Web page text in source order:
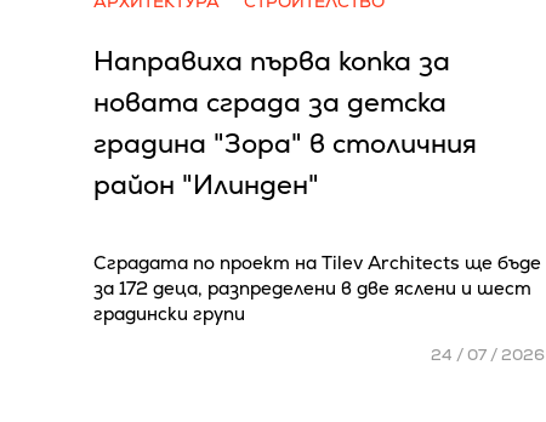
Направиха първа копка за
новата сграда за детска
градина "Зора" в столичния
район "Илинден"
Сградата по проект на Tilev Architects ще бъде
за 172 деца, разпределени в две яслени и шест
градински групи
24 / 07 / 2026